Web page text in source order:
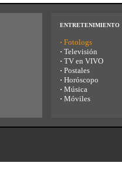
ENTRETENIMIENTO
· Fotologs
· Televisión
· TV en VIVO
· Postales
· Horóscopo
· Música
· Móviles